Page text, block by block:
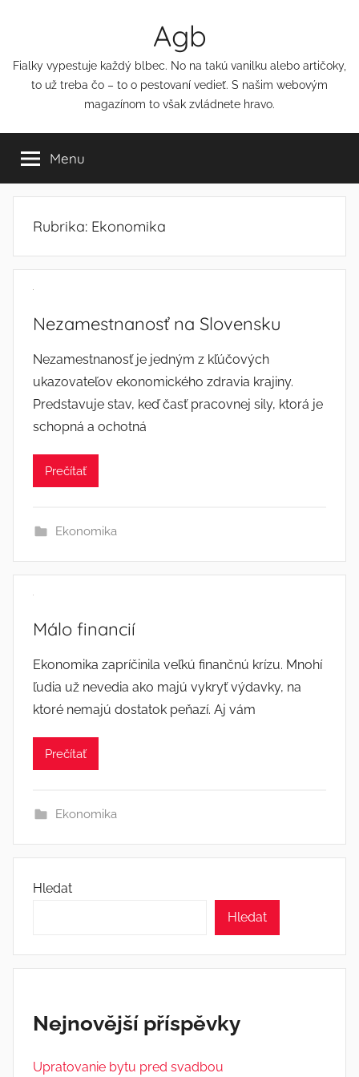
Agb
Fialky vypestuje každý blbec. No na takú vanilku alebo artičoky,
to už treba čo – to o pestovaní vedieť. S našim webovým
magazínom to však zvládnete hravo.
Menu
Rubrika: Ekonomika
Nezamestnanosť na Slovensku
Nezamestnanosť je jedným z kľúčových
ukazovateľov ekonomického zdravia krajiny.
Predstavuje stav, keď časť pracovnej sily, ktorá je
schopná a ochotná
Prečítať
Ekonomika
Málo financií
Ekonomika zapríčinila veľkú finančnú krízu. Mnohí
ľudia už nevedia ako majú vykryť výdavky, na
ktoré nemajú dostatok peňazí. Aj vám
Prečítať
Ekonomika
Hledat
Hledat
Nejnovější příspěvky
Upratovanie bytu pred svadbou